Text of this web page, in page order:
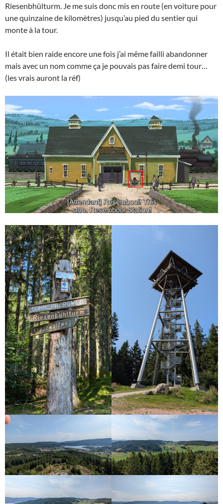
Riesenbhülturm. Je me suis donc mis en route (en voiture pour
une quinzaine de kilomètres) jusqu’au pied du sentier qui
monte à la tour.
Il était bien raide encore une fois j’ai même failli abandonner
mais avec un nom comme ça je pouvais pas faire demi tour…
(les vrais auront la réf)